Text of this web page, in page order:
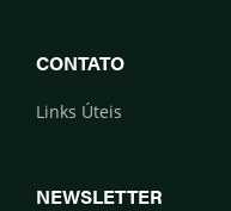
CONTATO
Links Úteis
NEWSLETTER